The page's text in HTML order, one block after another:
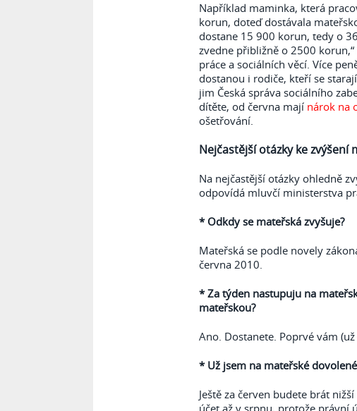
Například maminka, která
korun, doteď dostávala
dostane 15 900 korun, tedy o
zvedne přibližně o 2500
práce a sociálních věcí. Více
dostanou i rodiče, kteří se
jim Česká správa sociálního
dítěte, od června mají nárok na
ošetřování.
Nejčastější otázky ke zvýšení
Na nejčastější otázky ohledně
odpovídá mluvčí ministerstva
* Odkdy se mateřská zvyšuje?
Mateřská se podle novely
června 2010.
* Za týden nastupuju na
mateřskou?
Ano. Dostanete. Poprvé vám
* Už jsem na mateřské
Ještě za červen budete brát